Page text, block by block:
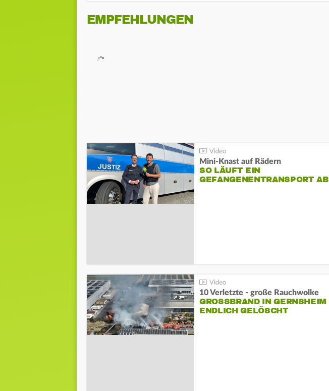
EMPFEHLUNGEN
Mini-Knast auf Rädern
SO LÄUFT EIN
GEFANGENENTRANSPORT AB
10 Verletzte - große Rauchwolke
GROSSBRAND IN GERNSHEIM E
NDLICH GELÖSCHT